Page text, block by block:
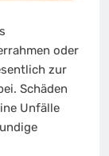
oder
zur
Schäden
Unfälle